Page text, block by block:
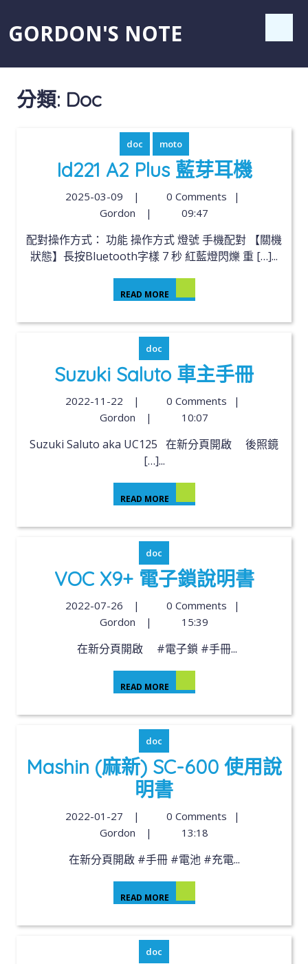
GORDON'S NOTE
分類: Doc
doc moto
Id221 A2 Plus 藍芽耳機
2025-03-09 | 0 Comments
|
Gordon
| 09:47
配對操作方式： 功能 操作方式 燈號 手機配對 【關機
狀態】長按Bluetooth字樣 7 秒 紅藍燈閃爍 重 […]...
READ MORE
doc
Suzuki Saluto 車主手冊
2022-11-22 | 0 Comments
|
Gordon
| 10:07
Suzuki Saluto aka UC125 在新分頁開啟 後照鏡
[…]...
READ MORE
doc
VOC X9+ 電子鎖說明書
2022-07-26 | 0 Comments
|
Gordon
| 15:39
在新分頁開啟 #電子鎖 #手冊...
READ MORE
doc
Mashin (麻新) SC-600 使用說
明書
2022-01-27 | 0 Comments
|
Gordon
| 13:18
在新分頁開啟 #手冊 #電池 #充電...
READ MORE
doc